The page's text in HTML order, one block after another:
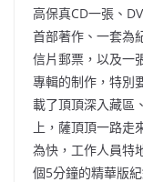
高保真CD一張、
首部著作、一套為
信片郵票，以及一
專輯的制作，特別
載了頂頂深入藏區
上，薩頂頂一路
為快，工作人員特
個5分鐘的精華版